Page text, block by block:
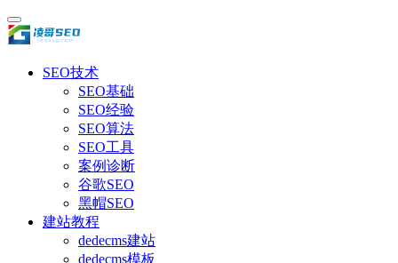
SEO技术
SEO基础
SEO经验
SEO算法
SEO工具
案例诊断
谷歌SEO
黑帽SEO
建站教程
dedecms建站
dedecms模板